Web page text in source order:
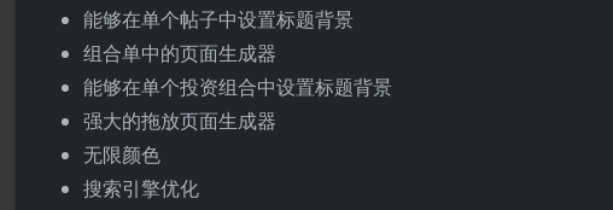
能够在单个帖子中设置标题背景
组合单中的页面生成器
能够在单个投资组合中设置标题背景
强大的拖放页面生成器
无限颜色
搜索引擎优化